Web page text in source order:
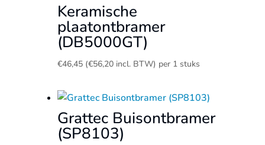
Keramische
plaatontbramer
(DB5000GT)
€46,45 (€56,20incl. BTW) per 1 stuks
Grattec Buisontbramer
(SP8103)